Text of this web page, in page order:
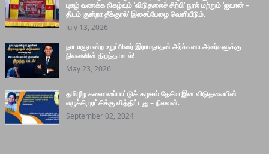
புகழ் வணக்க நிகழ்வும் ‘விடுதலைச் சிற்பி’ நூல் மற்றும் ‘ஜவான் –
திடம் குன்றா தீக்குரல்’ இசைப்பேழை வெளியீடும்.
July 13, 2026
நாடாளுமன்ற உறுப்பினர் இராமநாதன் அர்ச்சுனா அவர்களுக்கு
நிலவனின் திறந்த மடல்!
May 23, 2026
தமிழீழ கலைபண்பாட்டுக் கழகம் தேசிய இன விடுதலையின்
எழுச்சி,புரட்சிக்கு வித்திட்டது – நிலவன்.
September 02, 2024